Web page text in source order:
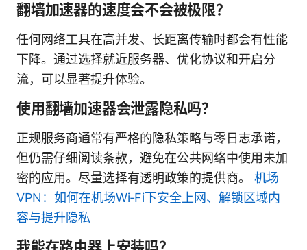
翻墙加速器的速度会不会被极限？
任何网络工具在高并发、长距离传输时都会有性能
下降。通过选择就近服务器、优化协议和开启分
流，可以显著提升体验。
使用翻墙加速器会泄露隐私吗？
正规服务商通常有严格的隐私策略与零日志承诺，
但仍需仔细阅读条款，避免在公共网络中使用未加
密的应用。尽量选择有透明政策的提供商。 机场
VPN：如何在机场Wi‑Fi下安全上网、解锁区域内
容与提升隐私
我能在路由器上安装吗？